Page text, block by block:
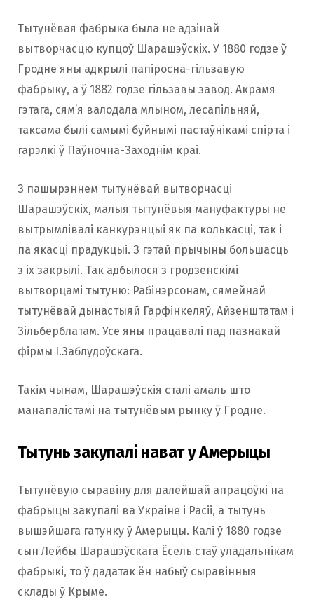
Тытунёвая фабрыка была не адзінай
вытворчасцю купцоў Шарашэўскіх. У 1880 годзе ў
Гродне яны адкрылі папіросна-гільзавую
фабрыку, а ў 1882 годзе гільзавы завод. Акрамя
гэтага, сям’я валодала млыном, лесапільняй,
таксама былі самымі буйнымі пастаўнікамі спірта і
гарэлкі ў Паўночна-Заходнім краі.
З пашырэннем тытунёвай вытворчасці
Шарашэўскіх, малыя тытунёвыя мануфактуры не
вытрымлівалі канкурэнцыі як па колькасці, так і
па якасці прадукцыі. З гэтай прычыны большасць
з іх закрылі. Так адбылося з гродзенскімі
вытворцамі тытуню: Рабінэрсонам, сямейнай
тытунёвай дынастыяй Гарфінкеляў, Айзенштатам і
Зільберблатам. Усе яны працавалі пад пазнакай
фірмы І.Заблудоўскага.
Такім чынам, Шарашэўскія сталі амаль што
манапалістамі на тытунёвым рынку ў Гродне.
Тытунь закупалі нават у Амерыцы
Тытунёвую сыравіну для далейшай апрацоўкі на
фабрыцы закупалі ва Украіне і Расіі, а тытунь
вышэйшага гатунку ў Амерыцы. Калі ў 1880 годзе
сын Лейбы Шарашэўскага Ёсель стаў уладальнікам
фабрыкі, то ў дадатак ён набыў сыравінныя
склады ў Крыме.